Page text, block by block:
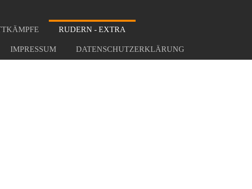
RUDERN - EXTRA
IMPRESSUM DATENSCHUTZERKLÄRUNG